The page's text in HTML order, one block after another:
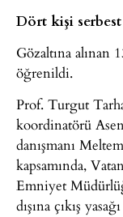
Dört kişi serbest
Gözaltına alınan
öğrenildi.
Prof. Turgut
koordinatörü
danışmanı
kapsamında,
Emniyet
dışına çıkış